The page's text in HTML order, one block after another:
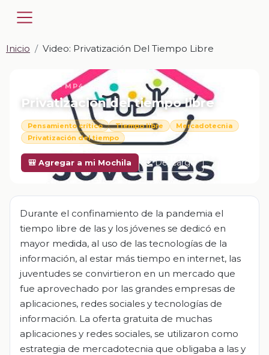
Inicio Video: Privatización Del Tiempo Libre
📎 VIDEO · MP4
Privatización del tiempo libre
Pensamiento crítico Tiempo libre
Mercadotecnia
Privatización del tiempo
🎒 Agregar a mi Mochila Descargar
Durante el confinamiento de la pandemia el
tiempo libre de las y los jóvenes se dedicó en
mayor medida, al uso de las tecnologías de la
información, al estar más tiempo en internet, las
juventudes se convirtieron en un mercado que
fue aprovechado por las grandes empresas de
aplicaciones, redes sociales y tecnologías de
información. La oferta gratuita de muchas
aplicaciones y redes sociales, se utilizaron como
estrategia de mercadotecnia que obligaba a las y